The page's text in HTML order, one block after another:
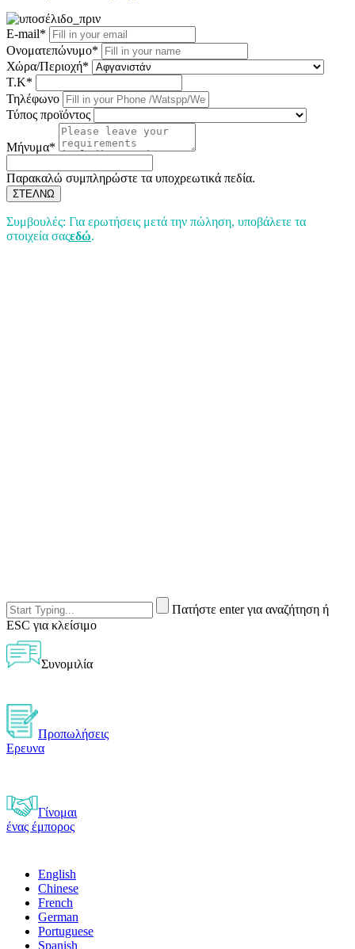
E-mail*
Ονοματεπώνυμο*
Χώρα/Περιοχή*
Τ.Κ*
Τηλέφωνο
Τύπος προϊόντος
Μήνυμα*
Παρακαλώ συμπληρώστε τα υποχρεωτικά πεδία.
ΣΤΕΛΝΩ
Συμβουλές: Για ερωτήσεις μετά την πώληση, υποβάλετε τα
στοιχεία σαςεδώ.
Πατήστε enter για αναζήτηση ή
ESC για κλείσιμο
Συνομιλία
Προπωλήσεις
Ερευνα
Γίνομαι
ένας έμπορος
English
Chinese
French
German
Portuguese
Spanish